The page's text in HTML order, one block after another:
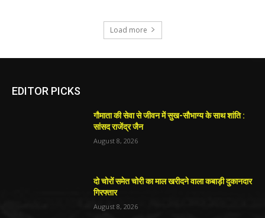
Load more
EDITOR PICKS
गौमाता की सेवा से जीवन में सुख-सौभाग्य के साथ शांति :
सांसद राजेंद्र जैन
August 8, 2026
दो चोरों समेत चोरी का माल खरीदने वाला कबाड़ी दुकानदार
गिरफ्तार
August 8, 2026